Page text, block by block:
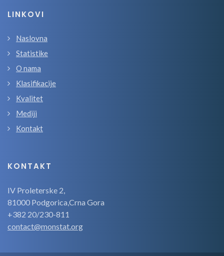
LINKOVI
Naslovna
Statistike
O nama
Klasifikacije
Kvalitet
Mediji
Kontakt
KONTAKT
IV Proleterske 2,
81000 Podgorica,Crna Gora
+382 20/230-811
contact@monstat.org